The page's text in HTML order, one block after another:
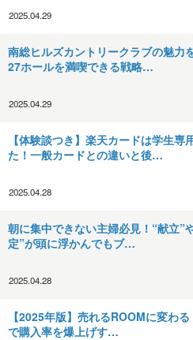
2025.04.29
南総ヒルズカントリークラブの魅力
27ホールを満喫できる戦略…
2025.04.29
【体験談つき】楽天カードは学生専
た！一般カードとの違いと後…
2025.04.28
朝に集中できない主婦必見！“献立”
定”が頭に浮かんでもブ…
2025.04.28
【2025年版】売れるROOMに変わ
で購入率を爆上げす…